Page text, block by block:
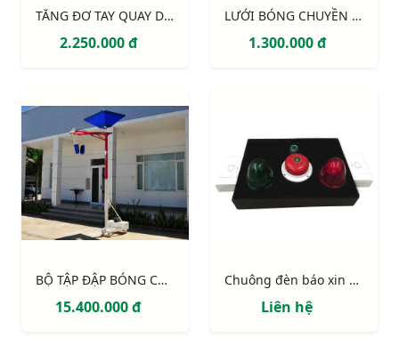
TĂNG ĐƠ TAY QUAY DÙNG CĂNG LƯỚI
2.250.000 đ
LƯỚI BÓNG CHUYỀN BÃI BIỂN
1.300.000 đ
BỘ TẬP ĐẬP BÓNG CHUYỀN
15.400.000 đ
Chuông đèn báo xin hội ý hoặc thay vận động viên
Liên hệ